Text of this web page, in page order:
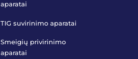
aparatai
TIG suvirinimo aparatai
Smeigių privirinimo
aparatai